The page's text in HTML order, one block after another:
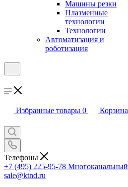
Машины резки
Плазменные
технологии
Технологии
Автоматизация и
роботизация
Избранные товары 0 Корзина
Телефоны
+7 (495) 225-95-78 Многоканальный
sale@ktnd.ru